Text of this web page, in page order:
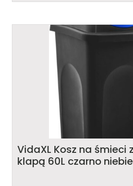
VidaXL Kosz na śmieci
klapą 60L czarno